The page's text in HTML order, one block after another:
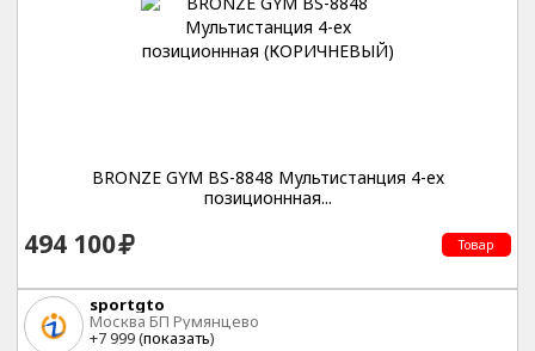
BRONZE GYM BS-8848 Мультистанция 4-ех
позиционнная...
494 100 Товар
sportgto
Москва БП Румянцево
+7 999 (показать)